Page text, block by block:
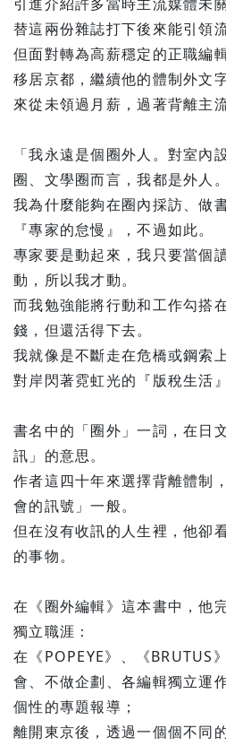
替這兩份雜誌打下後來能引領
但面對轉為高薪穩定的正職編
移居京都，繼續他的體制外文
來從未領過月薪，過著背離主
「我永遠是個圈外人。對室內
圈、文學圈而言，我都是外人。
我為什麼能夠在圈內採訪、做
『專家的怠慢』，不過如此。
專家要是動起來，我只要當個
動，所以我才動。
而我勉強能將行動和工作勾搭
錢，但還活得下去。
我就像是不斷走在危橋或鋼索
對岸閃著霓虹光的『版稅生活』
書名中的「圈外」一詞，在日
訊」的意思。
作者這四十年來選擇背離體制
會的訊號」一般。
但在沒有收訊的人生裡，他卻
的事物。
在《圈外編輯》這本書中，他
獨立職涯：
在《POPEYE》、《BRUTUS
會、不做企劃、各編輯獨立運
個性的專題報導；
離開東京後，透過一個個不同